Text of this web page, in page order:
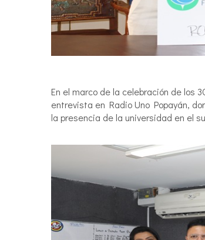
En el marco de la celebración de los
entrevista en Radio Uno Popayán,
la presencia de la universidad en el